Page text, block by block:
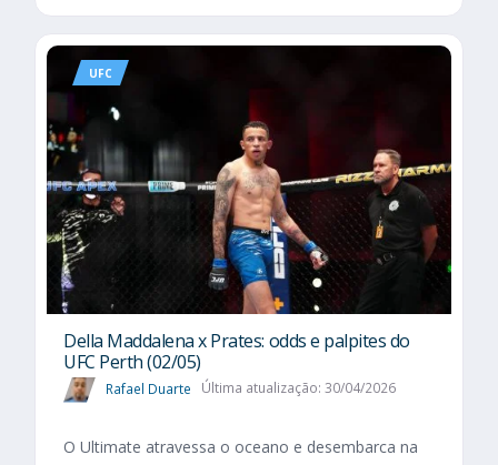
UFC
Della Maddalena x Prates: odds e palpites do
UFC Perth (02/05)
Rafael Duarte Última atualização: 30/04/2026
O Ultimate atravessa o oceano e desembarca na